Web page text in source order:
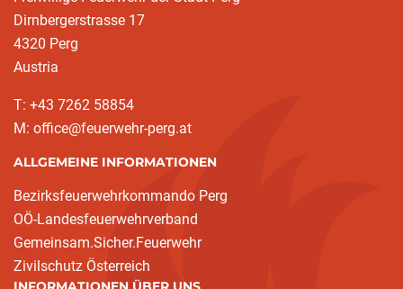
Dirnbergerstrasse 17
4320 Perg
Austria
T: +43 7262 58854
M: office@feuerwehr-perg.at
ALLGEMEINE INFORMATIONEN
Bezirksfeuerwehrkommando Perg
OÖ-Landesfeuerwehrverband
Gemeinsam.Sicher.Feuerwehr
Zivilschutz Österreich